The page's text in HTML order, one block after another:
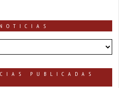
PUBLICADAS